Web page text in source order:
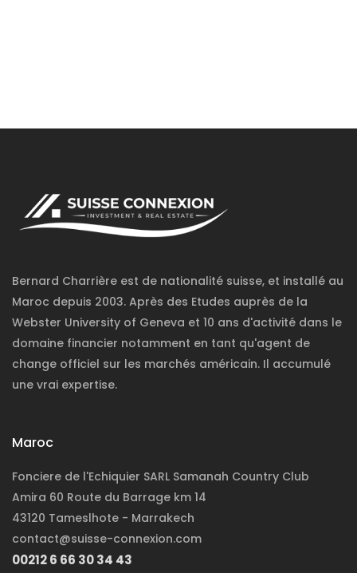
Bernard Charrière est de nationalité suisse, et installé au
Maroc depuis 2003. Après des Etudes auprès de la
Webster University of Geneva et 10 ans d'activité dans le
domaine financier notamment en tant qu'agent de
change officiel sur les marchés américain. Il accumulé
une vrai expertise.
Maroc
Fonciere de l'Echiquier SARL Samanah Country Club
Amira 60 Route du Barrage km 14
43120 Tameslhote - Marrakech
contact@suisse-connexion.com
00212 6 66 30 34 43